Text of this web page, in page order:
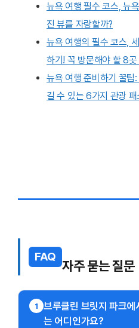
뉴욕 여행 필수 코스, 뉴
진 뷰를 자랑할까?
뉴욕 여행의 필수 코스,
하기! 꼭 방문해야 할 8곳
뉴욕 여행 준비하기 꿀팁
길 수 있는 6가지 관광
FAQ
자주 묻는 질문
1
브루클린 브릿지 파크
는 어디인가요?